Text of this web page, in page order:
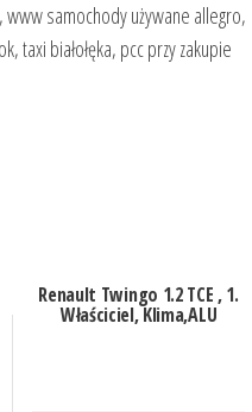
samochody używane allegro,
taxi białołęka, pcc przy zakupie
Renault Twingo 1.2 TCE , 1.
Właściciel, Klima,ALU